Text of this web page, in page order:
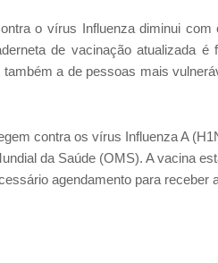
o vírus Influenza diminui com
de vacinação atualizada é
a de pessoas mais
contra os vírus Influenza A
da Saúde (OMS). A vacina
agendamento para receber